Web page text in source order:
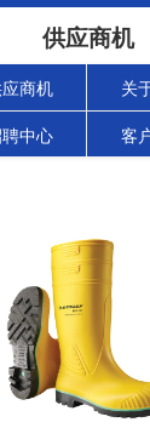
供应商机
商机 关
中心 客